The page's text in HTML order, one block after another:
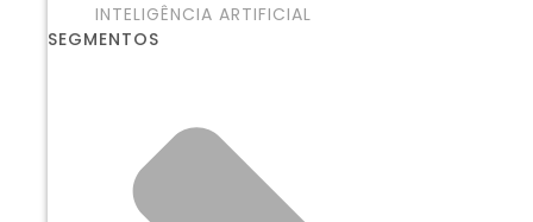
INTELIGÊNCIA ARTIFICIAL
SEGMENTOS